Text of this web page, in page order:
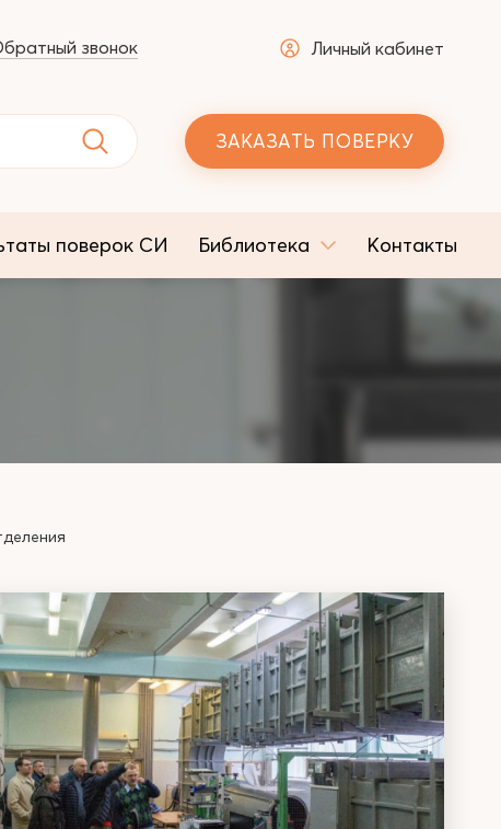
звонок Личный кабинет
ЗАКАЗАТЬ ПОВЕРКУ
поверок СИ Библиотека Контакты